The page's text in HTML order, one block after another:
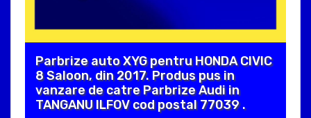
Parbrize auto XYG pentru HONDA CIVIC
8 Saloon, din 2017. Produs pus in
vanzare de catre Parbrize Audi in
TANGANU ILFOV cod postal 77039 .